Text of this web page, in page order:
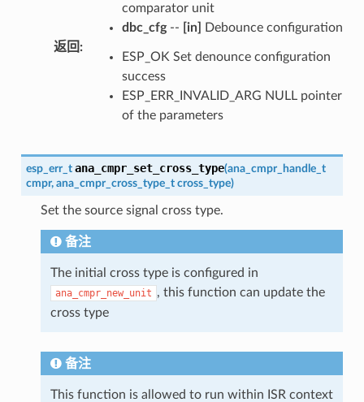
comparator unit
dbc_cfg-- [in]
Debounce configuration
返回 :
ESP_OK Set denounce configuration
success
ESP_ERR_INVALID_ARG NULL pointer
of the parameters
esp_err_t ana_cmpr_set_cross_type(ana_cmpr_handle_t
cmpr, ana_cmpr_cross_type_t cross_type)
Set the source signal cross type.
备注
The initial cross type is configured in
ana_cmpr_new_unit , this function can update the
cross type
备注
This function is allowed to run within ISR context